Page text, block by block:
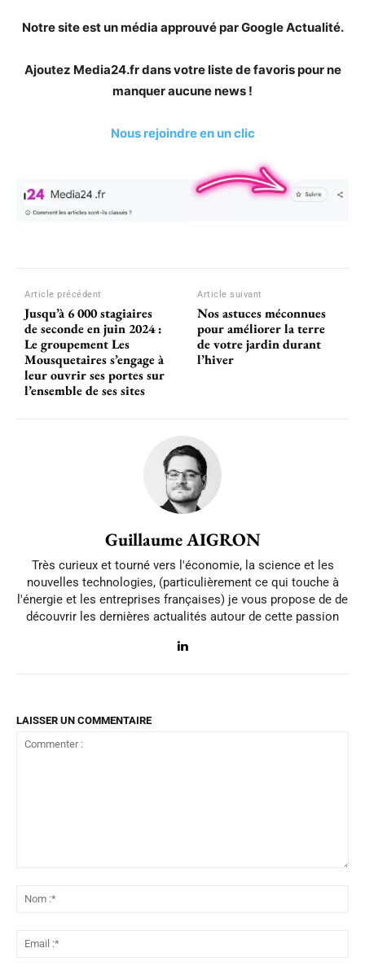
Notre site est un média approuvé par Google Actualité.
Ajoutez Media24.fr dans votre liste de favoris pour ne
manquer aucune news !
Nous rejoindre en un clic
Article précédent
Jusqu’à 6 000 stagiaires
de seconde en juin 2024 :
Le groupement Les
Mousquetaires s’engage à
leur ouvrir ses portes sur
l’ensemble de ses sites
Article suivant
Nos astuces méconnues
pour améliorer la terre
de votre jardin durant
l’hiver
Guillaume AIGRON
Très curieux et tourné vers l'économie, la science et les
nouvelles technologies, (particulièrement ce qui touche à
l'énergie et les entreprises françaises) je vous propose de de
découvrir les dernières actualités autour de cette passion
LAISSER UN COMMENTAIRE